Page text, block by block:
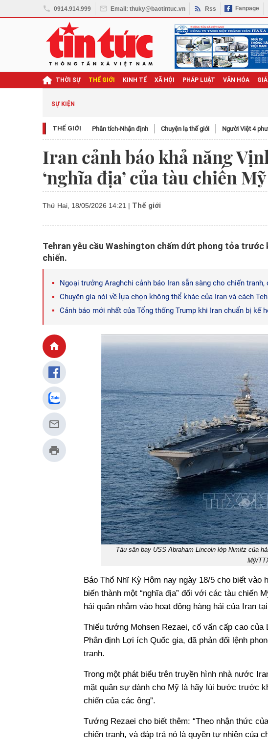
0914.914.999 Email: thuky@baotintuc.vn Rss Fanpage
THỜI SỰ THẾ GIỚI KINH TẾ XÃ HỘI PHÁP LUẬT VĂN HÓA
SỰ KIỆN
THẾ GIỚI Phân tích-Nhận định Chuyện lạ thế giới Người Việt 4
Iran cảnh báo khả năng
‘nghĩa địa’ của tàu chiến Mỹ
Thứ Hai, 18/05/2026 14:21 | Thế giới
Tehran yêu cầu Washington chấm dứt phong tỏa trước
chiến.
Ngoại trưởng Araghchi cảnh báo Iran sẵn sàng cho chiến tranh,
Chuyên gia nói về lựa chọn không thể khác của Iran và cách
Cảnh báo mới nhất của Tổng thống Trump khi Iran chuẩn bị kế
Tàu sân bay USS Abraham Lincoln lớp Nimitz của
Mỹ/
Báo Thổ Nhĩ Kỳ Hôm nay ngày 18/5 cho biết vào
biến thành một “nghĩa địa” đối với các tàu chiến
hải quân nhằm vào hoạt động hàng hải của Iran
Thiếu tướng Mohsen Rezaei, cố vấn cấp cao
Phân định Lợi ích Quốc gia, đã phản đối lệnh
tranh.
Trong một phát biểu trên truyền hình nhà nước
mặt quân sự dành cho Mỹ là hãy lùi bước trước
chiến của các ông”.
Tướng Rezaei cho biết thêm: “Theo nhận thức
chiến tranh, và đáp trả nó là quyền tự nhiên của